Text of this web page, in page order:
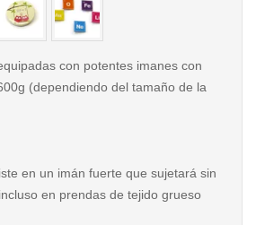
con potentes imanes con
(dependiendo del tamaño de la
en un imán fuerte que sujetará sin
en prendas de tejido grueso